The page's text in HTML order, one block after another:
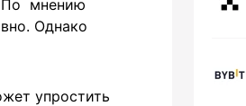
По мнению
Однако
упростить